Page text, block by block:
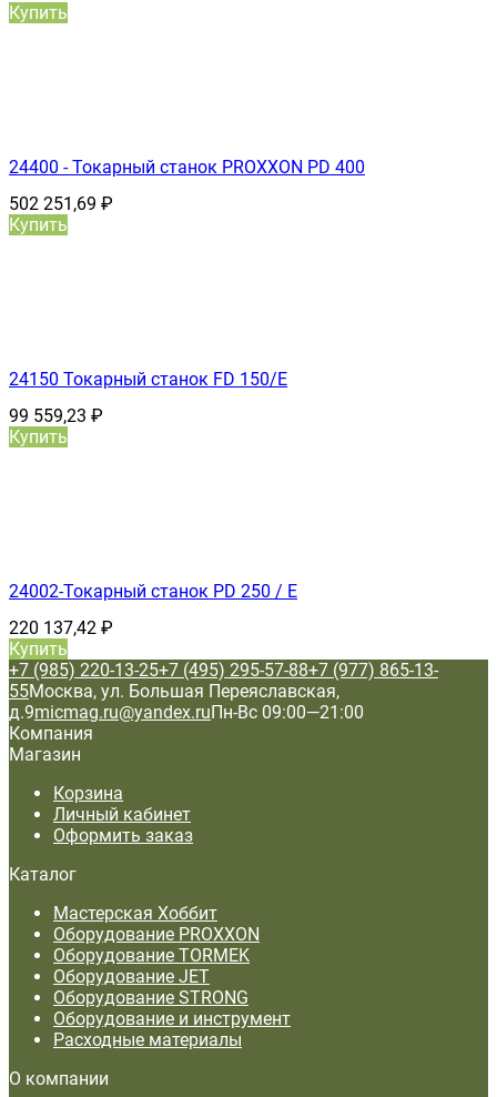
Купить
24400 - Токарный станок PROXXON PD 400
502 251,69 ₽
Купить
24150 Токарный станок FD 150/E
99 559,23 ₽
Купить
24002-Токарный станок PD 250 / Е
220 137,42 ₽
Купить
+7 (985) 220-13-25+7 (495) 295-57-88+7 (977) 865-13-
55Москва, ул. Большая Переяславская,
д.9micmag.ru@yandex.ruПн-Вс 09:00—21:00
Компания
Магазин
Корзина
Личный кабинет
Оформить заказ
Каталог
Мастерская Хоббит
Оборудование PROXXON
Оборудование TORMEK
Оборудование JET
Оборудование STRONG
Оборудование и инструмент
Расходные материалы
О компании